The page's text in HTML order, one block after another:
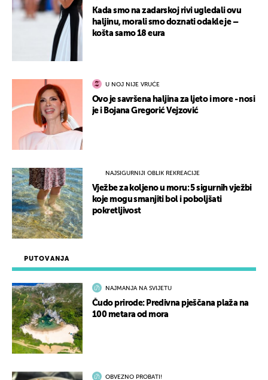
PUTOVANJA
NAJMANJA NA SVIJETU
Čudo prirode: Predivna pješčana plaža na
100 metara od mora
OBVEZNO PROBATI!
Kada smo na zadarskoj rivi ugledali ovu
haljinu, morali smo doznati odakle je –
košta samo 18 eura
U NOJ NIJE VRUĆE
Ovo je savršena haljina za ljeto i more - nosi
je i Bojana Gregorić Vejzović
NAJSIGURNIJI OBLIK REKREACIJE
Vježbe za koljeno u moru: 5 sigurnih vježbi
koje mogu smanjiti bol i poboljšati
pokretljivost